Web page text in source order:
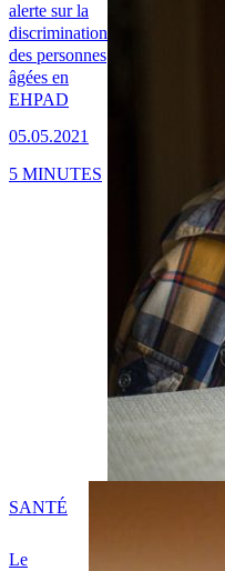
alerte sur la
discrimination
des personnes
âgées en
EHPAD
05.05.2021
5 MINUTES
Le
SANTÉ